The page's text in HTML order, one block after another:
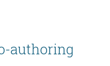
authoring